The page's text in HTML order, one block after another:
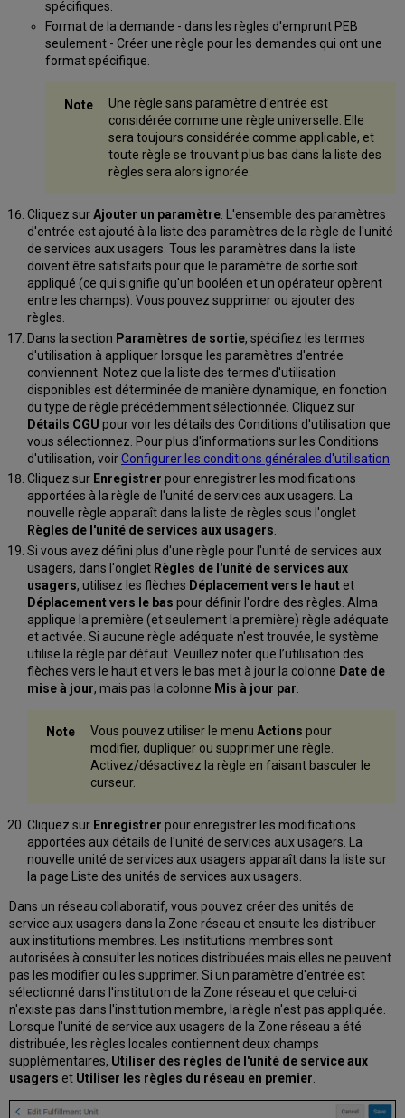
spécifiques.
Format de la demande - dans les règles d'emprunt PEB
seulement - Créer une règle pour les demandes qui ont une
format spécifique.
Une règle sans paramètre d'entrée est
considérée comme une règle universelle. Elle
sera toujours considérée comme applicable, et
toute règle se trouvant plus bas dans la liste des
règles sera alors ignorée.
Cliquez surAjouter un paramètre. L'ensemble des paramètres
d'entrée est ajouté à la liste des paramètres de la règle de l'unité
de services aux usagers. Tous les paramètres dans la liste
doivent être satisfaits pour que le paramètre de sortie soit
appliqué (ce qui signifie qu'un booléen et un opérateur opèrent
entre les champs). Vous pouvez supprimer ou ajouter des
règles.
Dans la section Paramètres de sortie, spécifiez les termes
d'utilisation à appliquer lorsque les paramètres d'entrée
conviennent. Notez que la liste des termes d'utilisation
disponibles est déterminée de manière dynamique, en fonction
du type de règle précédemment sélectionnée. Cliquez sur
Détails CGU pour voir les détails des Conditions d'utilisation que
vous sélectionnez. Pour plus d'informations sur les Conditions
d'utilisation, voirConfigurer les conditions générales d'utilisation
Cliquez sur Enregistrer pour enregistrer les modifications
apportées à la règle de l'unité de services aux usagers. La
nouvelle règle apparaît dans la liste de règles sous l'onglet
Règles de l'unité de services aux usagers.
Si vous avez défini plus d'une règle pour l'unité de services aux
usagers, dans l'onglet Règles de l'unité de services aux
usagers, utilisez les flèches Déplacement vers le hautet
Déplacement vers le bas pour définir l'ordre des règles. Alma
applique la première (et seulement la première) règle adéquate
et activée. Si aucune règle adéquate n'est trouvée, le système
utilise la règle par défaut. Veuillez noter que l’utilisation des
flèches vers le haut et vers le bas met à jour la colonne Date de
mise à jour, mais pas la colonne Mis à jour par
Vous pouvez utiliser le menu Actions pour
modifier, dupliquer ou supprimer une règle.
Activez/désactivez la règle en faisant basculer le
curseur.
Cliquez sur Enregistrer pour enregistrer les modifications
apportées aux détails de l'unité de services aux usagers. La
nouvelle unité de services aux usagers apparaît dans la liste sur
la page Liste des unités de services aux usagers.
Dans un réseau collaboratif, vous pouvez créer des unités de
service aux usagers dans la Zone réseau et ensuite les distribuer
aux institutions membres. Les institutions membres sont
autorisées à consulter les notices distribuées mais elles ne peuvent
pas les modifier ou les supprimer. Si un paramètre d'entrée est
sélectionné dans l'institution de la Zone réseau et que celui-ci
n'existe pas dans l'institution membre, la règle n'est pas appliquée.
Lorsque l'unité de service aux usagers de la Zone réseau a été
distribuée, les règles locales contiennent deux champs
supplémentaires, Utiliser des règles de l'unité de service aux
usagers et Utiliser les règles du réseau en premier